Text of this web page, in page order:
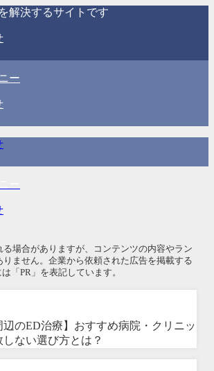
解決するサイトです
ー
場合がありますが、コンテンツの内容やラン
りません。企業から依頼された広告を掲載する
は「PR」を表記しています。
辺のED治療】おすすめ病院・クリニッ
しない選び方とは？